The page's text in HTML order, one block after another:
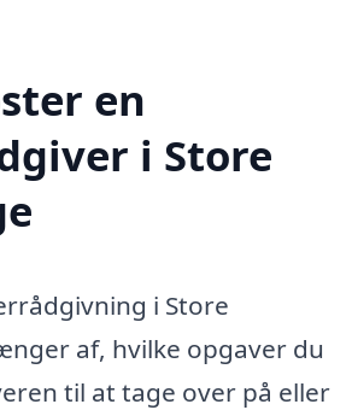
en
i Store
i Store
af, hvilke opgaver du
til at tage over på eller